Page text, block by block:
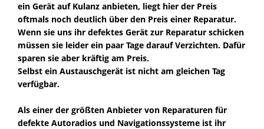
ein Gerät auf Kulanz anbieten, liegt hier der Preis
oftmals noch deutlich über den Preis einer Reparatur.
Wenn sie uns ihr defektes Gerät zur Reparatur schicken
müssen sie leider ein paar Tage darauf Verzichten. Dafür
sparen sie aber kräftig am Preis.
Selbst ein Austauschgerät ist nicht am gleichen Tag
verfügbar.
Als einer der größten Anbieter von Reparaturen für
defekte Autoradios und Navigationssysteme ist ihr